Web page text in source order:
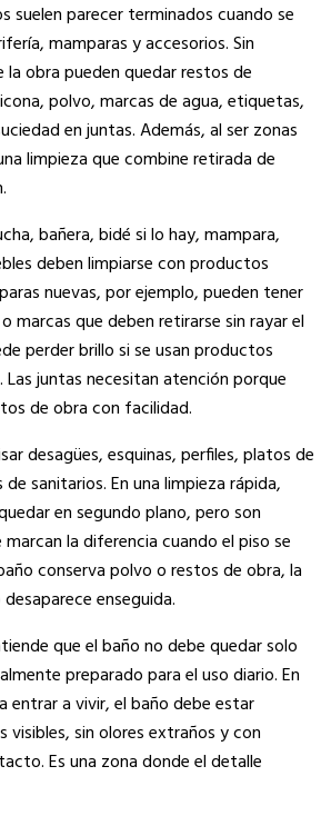
suelen parecer terminados cuando se
mamparas y accesorios. Sin
la obra pueden quedar restos de
polvo, marcas de agua, etiquetas,
en juntas. Además, al ser zonas
limpieza que combine retirada de
bañera, bidé si lo hay, mampara,
deben limpiarse con productos
nuevas, por ejemplo, pueden tener
marcas que deben retirarse sin rayar el
perder brillo si se usan productos
Las juntas necesitan atención porque
de obra con facilidad.
desagües, esquinas, perfiles, platos de
sanitarios. En una limpieza rápida,
en segundo plano, pero son
la diferencia cuando el piso se
conserva polvo o restos de obra, la
enseguida.
que el baño no debe quedar solo
preparado para el uso diario. En
entrar a vivir, el baño debe estar
visibles, sin olores extraños y con
Es una zona donde el detalle